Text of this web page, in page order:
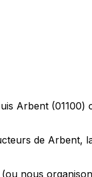
Arbent (01100)
de Arbent,
nous